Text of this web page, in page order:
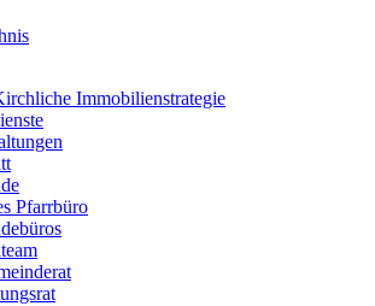
Immobilienstrategie
Pfarrbüro